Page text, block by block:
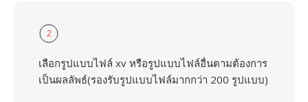
2
เลือกรูปแบบไฟล์ xv หรือรูปแบบไฟล์อื่นตามต้องการ
เป็นผลลัพธ์(รองรับรูปแบบไฟล์มากกว่า 200 รูปแบบ)